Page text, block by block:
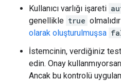
Kullanıcı varlığı işareti
genellikle true
olarak oluşturulmuşsa
İstemcinin, verdiğiniz
edin. Onay
Ancak bu kontrolü